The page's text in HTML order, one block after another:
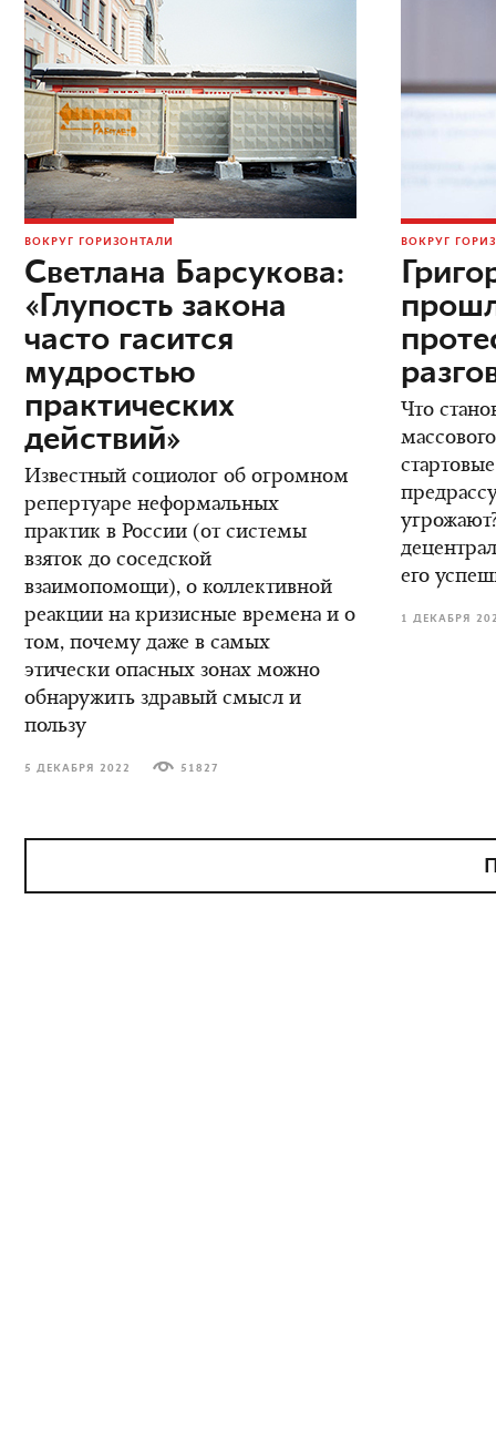
ВОКРУГ ГОРИЗОНТАЛИ
Светлана Барсукова:
«Глупость закона
часто гасится
мудростью
практических
действий»
Известный социолог об огромном
репертуаре неформальных
практик в России (от системы
взяток до соседской
взаимопомощи), о коллективной
реакции на кризисные времена и о
том, почему даже в самых
этически опасных зонах можно
обнаружить здравый смысл и
пользу
5 ДЕКАБРЯ 2022 51827
ВОКРУГ
Что
его
1 ДЕКАБРЯ